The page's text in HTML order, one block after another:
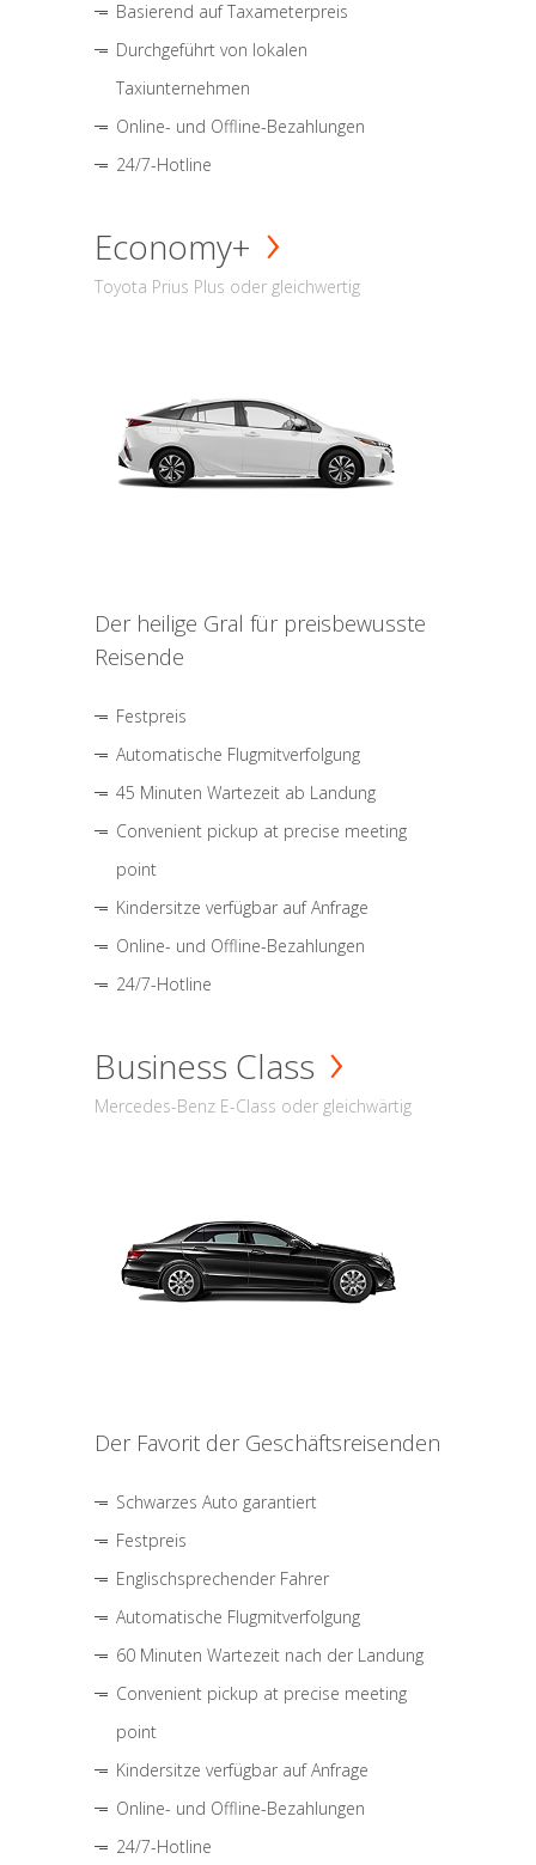
Basierend auf Taxameterpreis
Durchgeführt von lokalen
Taxiunternehmen
Online- und Offline-Bezahlungen
24/7-Hotline
Economy+
Toyota Prius Plus oder gleichwertig
Der heilige Gral für preisbewusste
Reisende
Festpreis
Automatische Flugmitverfolgung
45 Minuten Wartezeit ab Landung
Convenient pickup at precise meeting
point
Kindersitze verfügbar auf Anfrage
Online- und Offline-Bezahlungen
24/7-Hotline
Business Class
Mercedes-Benz E-Class oder gleichwärtig
Der Favorit der Geschäftsreisenden
Schwarzes Auto garantiert
Festpreis
Englischsprechender Fahrer
Automatische Flugmitverfolgung
60 Minuten Wartezeit nach der Landung
Convenient pickup at precise meeting
point
Kindersitze verfügbar auf Anfrage
Online- und Offline-Bezahlungen
24/7-Hotline